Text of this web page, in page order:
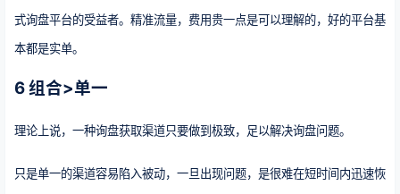
式询盘平台的受益者。精准流量，费用贵一点是可以理解的，好的平台基
本都是实单。
6 组合>单一
理论上说，一种询盘获取渠道只要做到极致，足以解决询盘问题。
只是单一的渠道容易陷入被动，一旦出现问题，是很难在短时间内迅速恢